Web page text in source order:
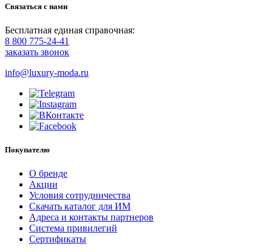
Связаться с нами
Бесплатная единая справочная:
8 800 775-24-41
заказать звонок
info@luxury-moda.ru
Покупателю
О бренде
Акции
Условия сотрудничества
Скачать каталог для ИМ
Адреса и контакты партнеров
Система привилегий
Сертификаты